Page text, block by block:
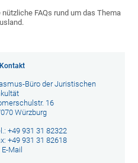
nützliche FAQs rund um das Thema
Kontakt
Büro der Juristischen
16
Würzburg
+49 931 31 82322
+49 931 31 82618
E-Mail